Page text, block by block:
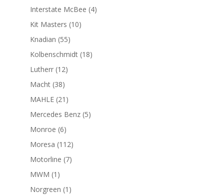
productos
Interstate McBee 44
Kit Masters 1010
Knadian 5555
productos
Kolbenschmidt 1818
Lutherr 1212
Macht 3838
productos
MAHLE 21 21
productos
Mercedes Benz 55
Monroe 66
productos
Moresa 112112
productos
Motorline 77
MWM 1 1
producto
Norgreen 1 1